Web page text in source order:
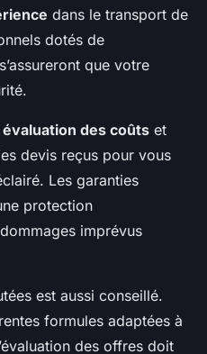
dans le transport de
dotés de
que votre
évaluation des coûts et
devis reçus pour vous
Les garanties
protection
imprévus
est aussi conseillé.
formules adaptées à
des offres doit